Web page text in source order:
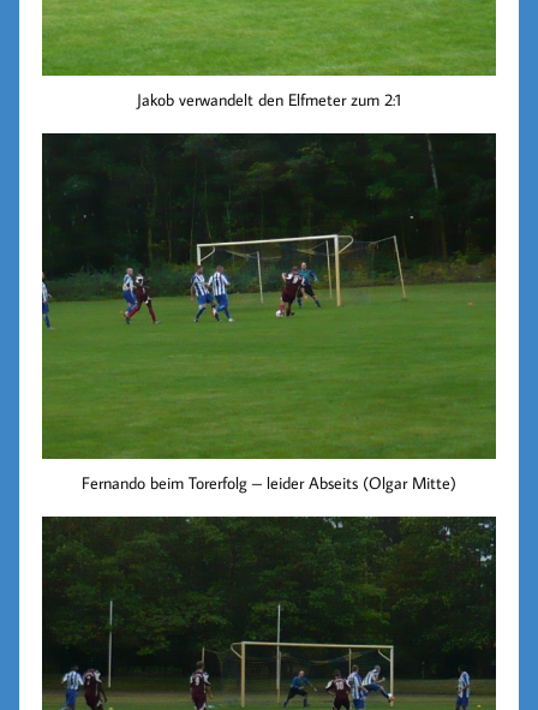
Jakob verwandelt den Elfmeter zum 2:1
Fernando beim Torerfolg – leider Abseits (Olgar Mitte)